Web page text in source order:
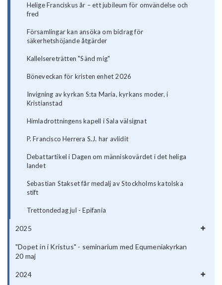
Helige Franciskus år – ett jubileum för omvändelse och
fred
Församlingar kan ansöka om bidrag för
säkerhetshöjande åtgärder
Kallelsereträtten "Sänd mig"
Böneveckan för kristen enhet 2026
Invigning av kyrkan S:ta Maria, kyrkans moder, i
Kristianstad
Himladrottningens kapell i Sala välsignat
P. Francisco Herrera S.J. har avlidit
Debattartikel i Dagen om människovärdet i det heliga
landet
Sebastian Stakset får medalj av Stockholms katolska
stift
Trettondedag jul - Epifania
2025
"Dopet in i Kristus" - seminarium med Equmeniakyrkan
20 maj
2024